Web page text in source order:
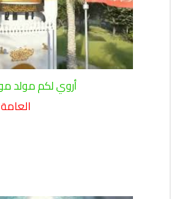
أروي لكم مولد
العامة